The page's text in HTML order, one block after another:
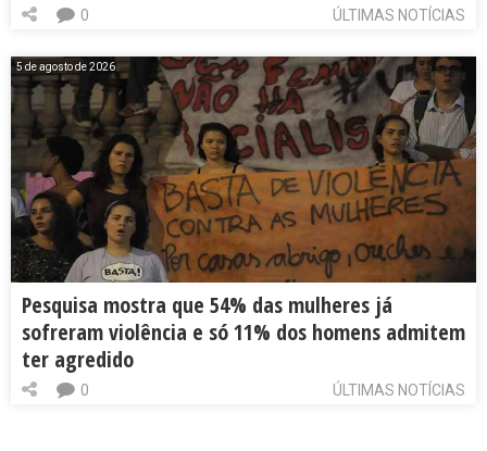
ÚLTIMAS NOTÍCIAS
0
5 de agosto de 2026
Pesquisa mostra que 54% das mulheres já
sofreram violência e só 11% dos homens admitem
ter agredido
ÚLTIMAS NOTÍCIAS
0